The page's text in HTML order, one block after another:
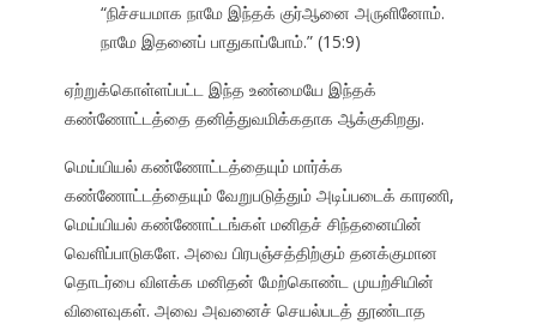
“நிச்சயமாக நாமே இந்தக் குர்ஆனை அருளினோம்.
நாமே இதனைப் பாதுகாப்போம்.” (15:9)
ஏற்றுக்கொள்ளப்பட்ட இந்த உண்மையே இந்தக்
கண்ணோட்டத்தை தனித்துவமிக்கதாக ஆக்குகிறது.
மெய்யியல் கண்ணோட்டத்தையும் மார்க்க
கண்ணோட்டத்தையும் வேறுபடுத்தும் அடிப்படைக் காரணி,
மெய்யியல் கண்ணோட்டங்கள் மனிதச் சிந்தனையின்
வெளிப்பாடுகளே. அவை பிரபஞ்சத்திற்கும் தனக்குமான
தொடர்பை விளக்க மனிதன் மேற்கொண்ட முயற்சியின்
விளைவுகள். அவை அவனைச் செயல்படத் தூண்டாத